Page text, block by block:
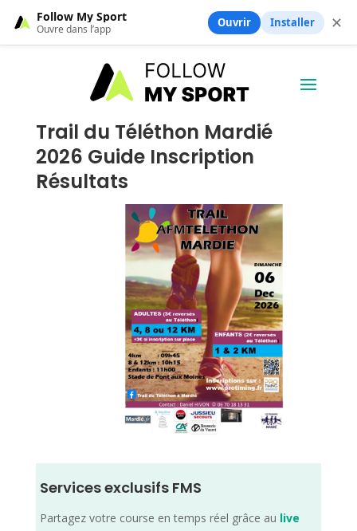
Trail du Téléthon Mardié
2026 Guide Inscription
Résultats
Services exclusifs FMS
Partagez votre course en temps réel grâce au live
Follow My Sport
Ouvre dans l’app Ouvrir Installer ✕